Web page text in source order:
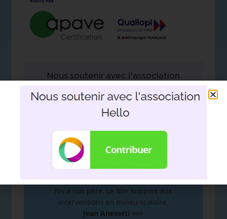
Nous soutenir avec l'association
DEVOIR DE MÉMOIRE:
fils à son père. Le film support aux
interventions en milieu scolaire.
Jean Anesetti ==>